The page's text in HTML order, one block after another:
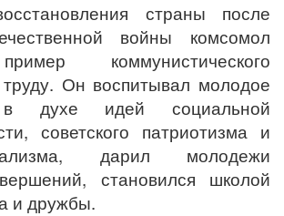
страны после
войны комсомол
коммунистического
Он воспитывал молодое
в духе идей социальной
советского патриотизма и
дарил молодежи
становился школой
и дружбы.